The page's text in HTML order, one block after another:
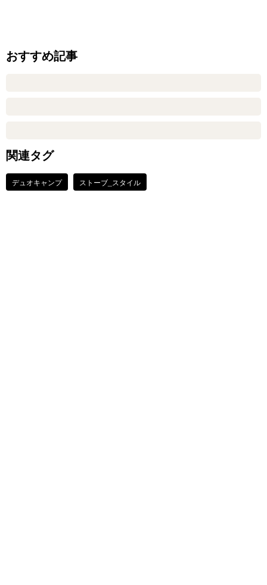
おすすめ記事
関連タグ
デュオキャンプ ストーブ_スタイル